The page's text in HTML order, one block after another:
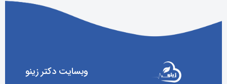
وبسایت دکتر زینو